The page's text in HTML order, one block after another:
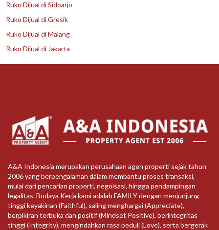
Ruko Dijual di Sidoarjo
Ruko Dijual di Gresik
Ruko Dijual di Malang
Ruko Dijual di Jakarta
A&A Indonesia merupakan perusahaan agen properti sejak tahun
2006 yang berpengalaman dalam membantu proses transaksi,
mulai dari pencarian properti, negoisasi, hingga pendampingan
legalitas. Budaya Kerja kami adalah FAMILY dengan menjunjung
tinggi keyakinan (Faithful), saling menghargai (Appreciate),
berpikiran terbuka dan positif (Mindset Positive), berintegritas
tinggi (Integrity), mengindahkan rasa peduli (Love), serta bergerak